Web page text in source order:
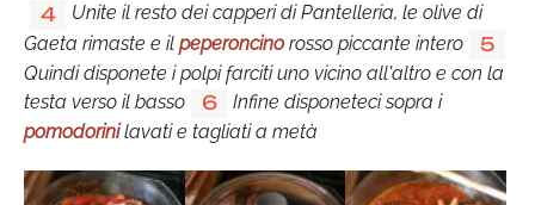
4
Unite il resto dei capperi di Pantelleria, le olive di
Gaeta rimaste e il peperoncinorosso piccante intero 5
Quindi disponete i polpi farciti uno vicino all'altro e con la
testa verso il basso
6
Infine disponeteci sopra i
pomodorinilavati e tagliati a metà